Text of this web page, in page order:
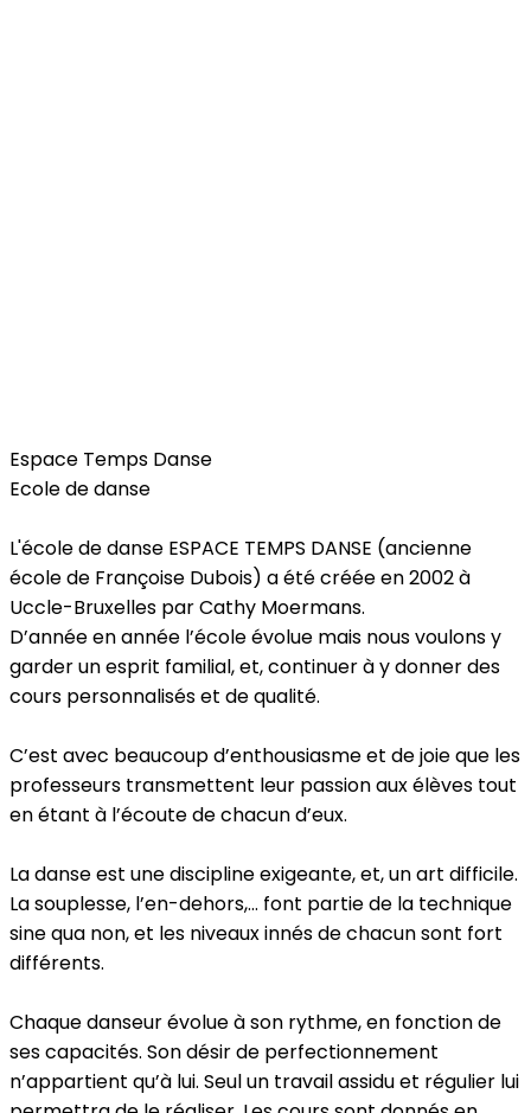
Espace Temps Danse
Ecole de danse
L'école de danse ESPACE TEMPS DANSE (ancienne
école de Françoise Dubois) a été créée en 2002 à
Uccle-Bruxelles par Cathy Moermans.
D’année en année l’école évolue mais nous voulons y
garder un esprit familial, et, continuer à y donner des
cours personnalisés et de qualité.
C’est avec beaucoup d’enthousiasme et de joie que les
professeurs transmettent leur passion aux élèves tout
en étant à l’écoute de chacun d’eux.
La danse est une discipline exigeante, et, un art difficile.
La souplesse, l’en-dehors,… font partie de la technique
sine qua non, et les niveaux innés de chacun sont fort
différents.
Chaque danseur évolue à son rythme, en fonction de
ses capacités. Son désir de perfectionnement
n’appartient qu’à lui. Seul un travail assidu et régulier lui